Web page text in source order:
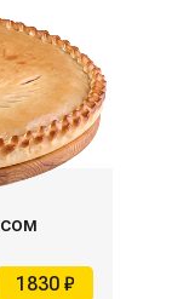
1830 ₽